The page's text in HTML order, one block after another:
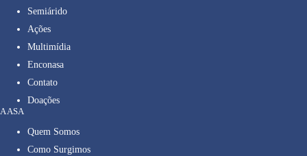
Semiárido
Ações
Multimídia
Enconasa
Contato
Doações
A ASA
Quem Somos
Como Surgimos